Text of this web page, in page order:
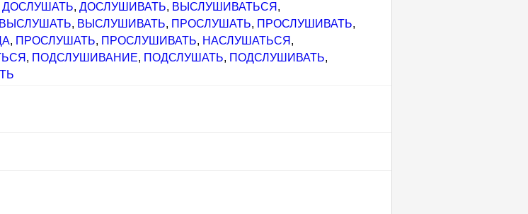
ДОСЛУШАТЬ,ДОСЛУШИВАТЬ, ВЫСЛУШИВАТЬСЯ ,
ВЫСЛУШАТЬ, ВЫСЛУШИВАТЬ, ПРОСЛУШАТЬ, ПРОСЛУШИВАТЬ,
, ПРОСЛУШАТЬ, ПРОСЛУШИВАТЬ, НАСЛУШАТЬСЯ ,
, ПОДСЛУШИВАНИЕ, ПОДСЛУШАТЬ, ПОДСЛУШИВАТЬ,